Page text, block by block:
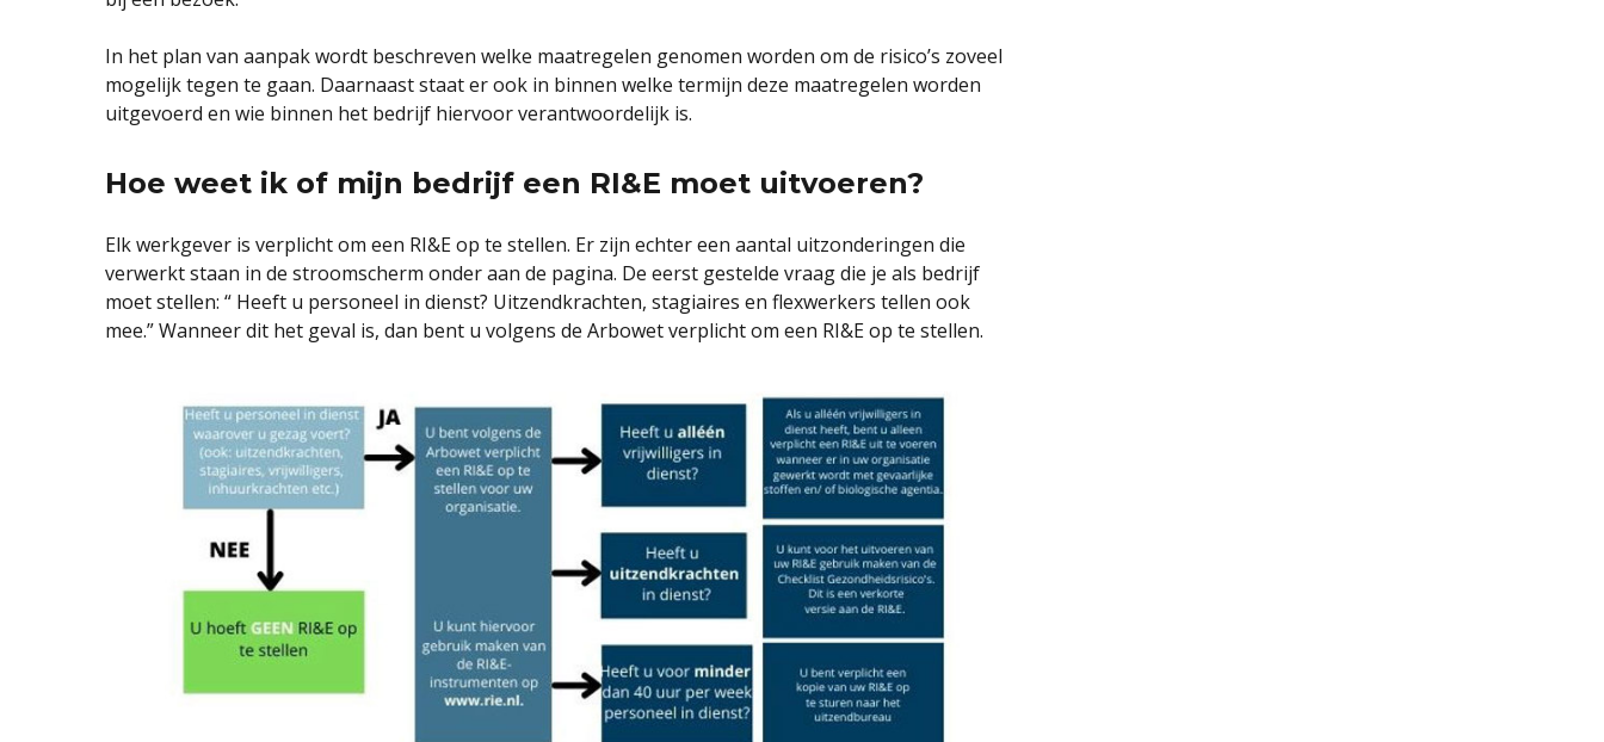
In het plan van aanpak wordt beschreven welke maatregelen genomen worden om de risico’s zoveel
mogelijk tegen te gaan. Daarnaast staat er ook in binnen welke termijn deze maatregelen worden
uitgevoerd en wie binnen het bedrijf hiervoor verantwoordelijk is.
Hoe weet ik of mijn bedrijf een RI&E moet uitvoeren?
Elk werkgever is verplicht om een RI&E op te stellen. Er zijn echter een aantal uitzonderingen die
verwerkt staan in de stroomscherm onder aan de pagina. De eerst gestelde vraag die je als bedrijf
moet stellen: “ Heeft u personeel in dienst? Uitzendkrachten, stagiaires en flexwerkers tellen ook
mee.” Wanneer dit het geval is, dan bent u volgens de Arbowet verplicht om een RI&E op te stellen.